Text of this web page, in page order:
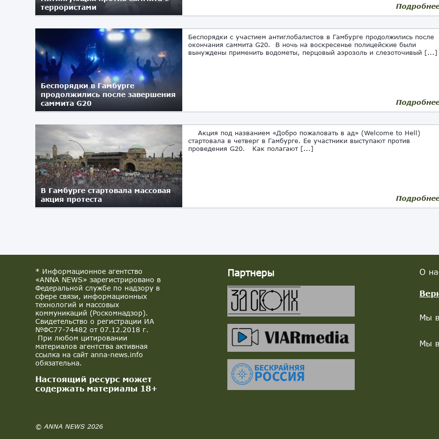
террористами
10.07.2017
Беспорядки в Гамбурге
продолжились после завершения
саммита G20
Беспорядки с участием антиглобалистов в Гамбурге продолжились после
окончания саммита G20. В ночь на воскресенье полицейские были
вынуждены применить водометы, перцовый аэрозоль и слезоточивый [...]
09.07.2017
В Гамбурге стартовала массовая
акция протеста
Акция под названием «Добро пожаловать в ад» (Welcome to Hell)
стартовала в четверг в Гамбурге. Ее участники выступают против
проведения G20. Как полагают [...]
06.07.2017
* Информационное агентство
«ANNA NEWS» зарегистрировано в
Федеральной службе по надзору в
сфере связи, информационных
технологий и массовых
коммуникаций (Роскомнадзор).
Свидетельство о регистрации ИА
№ФС77-74482 от 07.12.2018 г.
При любом цитировании
материалов агентства активная
ссылка на сайт anna-news.info
обязательна.
Настоящий ресурс может
содержать материалы 18+
© ANNA NEWS 2026
Партнеры О
Мы
Мы